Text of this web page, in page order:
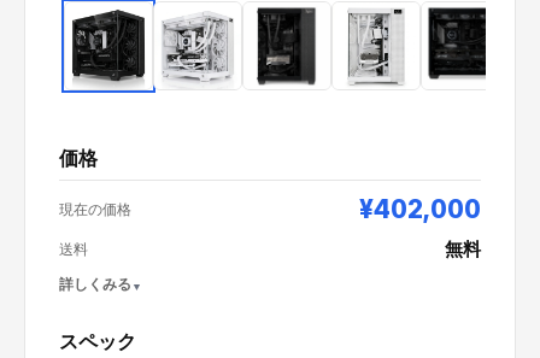
価格
現在の価格 ¥402,000
送料 無料
詳しくみる
スペック